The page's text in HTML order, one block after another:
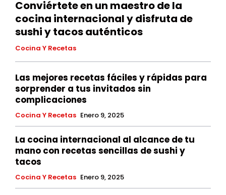
Conviértete en un maestro de la
cocina internacional y disfruta de
sushi y tacos auténticos
Cocina Y Recetas
Las mejores recetas fáciles y rápidas para
sorprender a tus invitados sin
complicaciones
Cocina Y Recetas Enero 9, 2025
La cocina internacional al alcance de tu
mano con recetas sencillas de sushi y
tacos
Cocina Y Recetas Enero 9, 2025